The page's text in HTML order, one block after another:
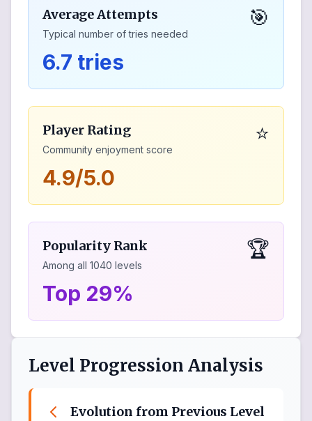
Average Attempts
Typical number of tries needed
🎯
6.7 tries
Player Rating
Community enjoyment score
⭐
4.9/5.0
Popularity Rank
Among all 1040 levels
🏆
Top 29%
Level Progression Analysis
Evolution from Previous Level